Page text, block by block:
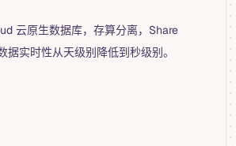
云原生数据库，存算分离，Share
据实时性从天级别降低到秒级别。